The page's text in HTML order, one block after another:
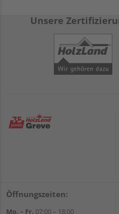
Unsere
Öffnungszeiten:
Mo. – Fr. 07:00 – 18:00